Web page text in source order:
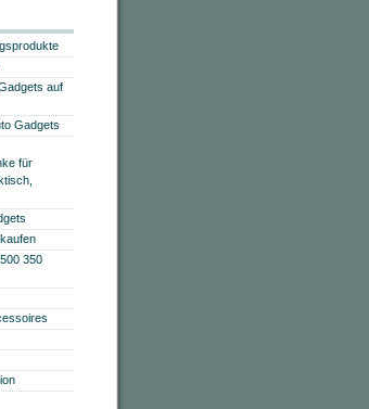
auf
Gadgets
für
350